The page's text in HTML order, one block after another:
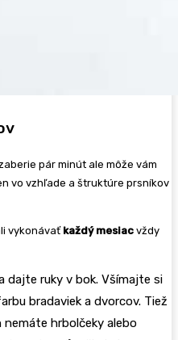
pár minút ale môže vám
vo vzhľade a štruktúre prsníkov
vykonávať každý mesiac vždy
dajte ruky v bok. Všímajte si
bradaviek a dvorcov. Tiež
hrbolčeky alebo